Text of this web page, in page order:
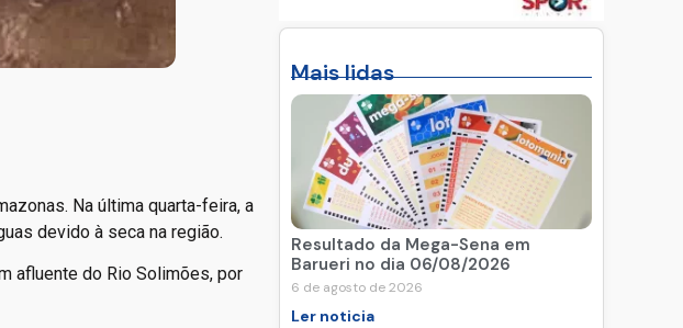
Na última quarta-feira, a
devido à seca na região.
afluente do Rio Solimões, por
Mais lidas
Resultado da Mega-Sena em
Barueri no dia 06/08/2026
6 de agosto de 2026
Ler noticia